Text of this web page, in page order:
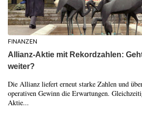
FINANZEN
Allianz-Aktie mit Rekordzahlen:
weiter?
Die Allianz liefert erneut starke Zahlen und
operativen Gewinn die Erwartungen.
Aktie...